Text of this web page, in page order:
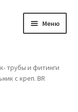
Меню
трубы и фитинги
с креп. ВR